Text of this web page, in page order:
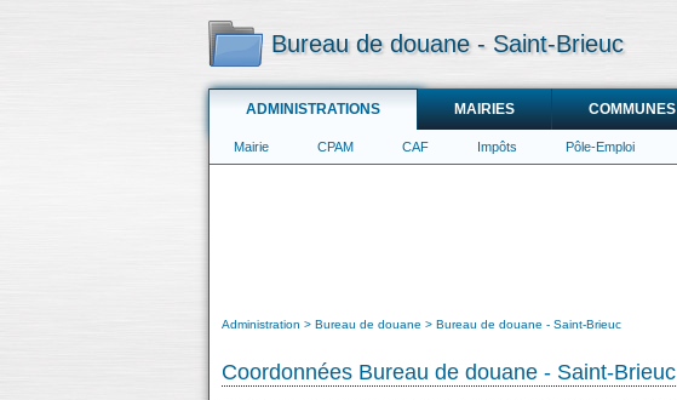
Bureau de douane - Saint-Brieuc
ADMINISTRATIONS MAIRIES COMMUNES
Mairie CPAM CAF Impôts Pôle-Emploi
Administration Bureau de douane Bureau de douane - Saint-Brieuc
Coordonnées Bureau de douane - Saint-Brieuc